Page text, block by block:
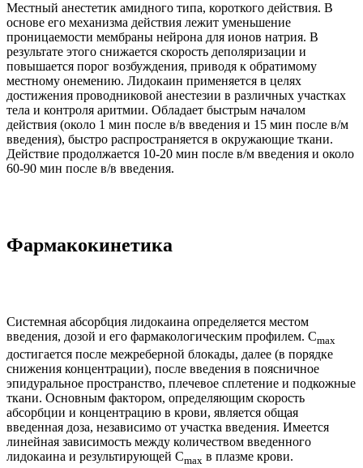
Местный анестетик амидного типа, короткого действия. В
основе его механизма действия лежит уменьшение
проницаемости мембраны нейрона для ионов натрия. В
результате этого снижается скорость деполяризации и
повышается порог возбуждения, приводя к обратимому
местному онемению. Лидокаин применяется в целях
достижения проводниковой анестезии в различных участках
тела и контроля аритмии. Обладает быстрым началом
действия (около 1 мин после в/в введения и 15 мин после в/м
введения), быстро распространяется в окружающие ткани.
Действие продолжается 10-20 мин после в/м введения и около
60-90 мин после в/в введения.
Фармакокинетика
Системная абсорбция лидокаина определяется местом
введения, дозой и его фармакологическим профилем. Cmax
достигается после межреберной блокады, далее (в порядке
снижения концентрации), после введения в поясничное
эпидуральное пространство, плечевое сплетение и подкожные
ткани. Основным фактором, определяющим скорость
абсорбции и концентрацию в крови, является общая
введенная доза, независимо от участка введения. Имеется
линейная зависимость между количеством введенного
лидокаина и результирующей Cmax в плазме крови.